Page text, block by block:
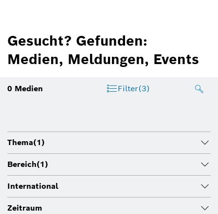
Gesucht? Gefunden:
Medien, Meldungen, Events
0 Medien Filter(3)
Thema(1)
Bereich(1)
International
Zeitraum